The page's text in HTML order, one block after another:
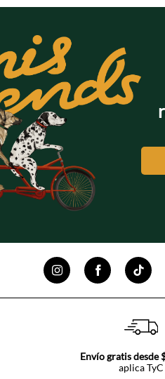
Envío gratis desde
aplica TyC